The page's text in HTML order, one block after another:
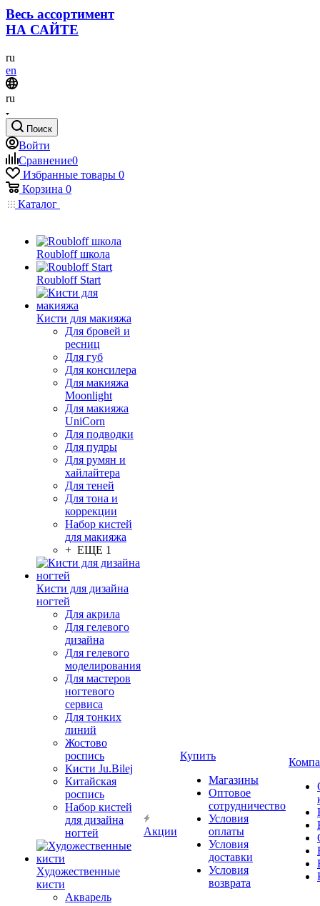
Весь ассортимент
НА САЙТЕ
ru
en
ru
Поиск
Войти
Сравнение0
Избранные товары 0
Корзина 0
Каталог
Roubloff школа
Roubloff Start
Кисти для макияжа
Для бровей и
ресниц
Для губ
Для консилера
Для макияжа
Moonlight
Для макияжа
UniCorn
Для подводки
Для пудры
Для румян и
хайлайтера
Для теней
Для тона и
коррекции
Набор кистей
для макияжа
+ ЕЩЕ 1
Кисти для дизайна
ногтей
Для акрила
Для гелевого
дизайна
Для гелевого
моделирования
Для мастеров
ногтевого
сервиса
Для тонких
линий
Жостово
роспись
Кисти Ju.Bilej
Китайская
роспись
Набор кистей
для дизайна
ногтей
Художественные
кисти
Акварель
Акции
Купить
Магазины
Оптовое
сотрудничество
Условия
оплаты
Условия
доставки
Условия
возврата